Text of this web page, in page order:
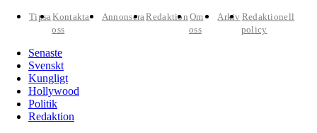
TipsaKontakta
oss
AnnonseraRedaktion Om
oss
Arkiv Redaktionell
policy
Senaste
Svenskt
Kungligt
Hollywood
Politik
Redaktion